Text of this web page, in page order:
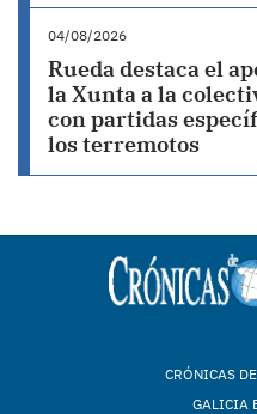
04/08/2026
Rueda destaca el
la Xunta a la
con partidas
los terremotos
CRÓNICAS
GALICIA